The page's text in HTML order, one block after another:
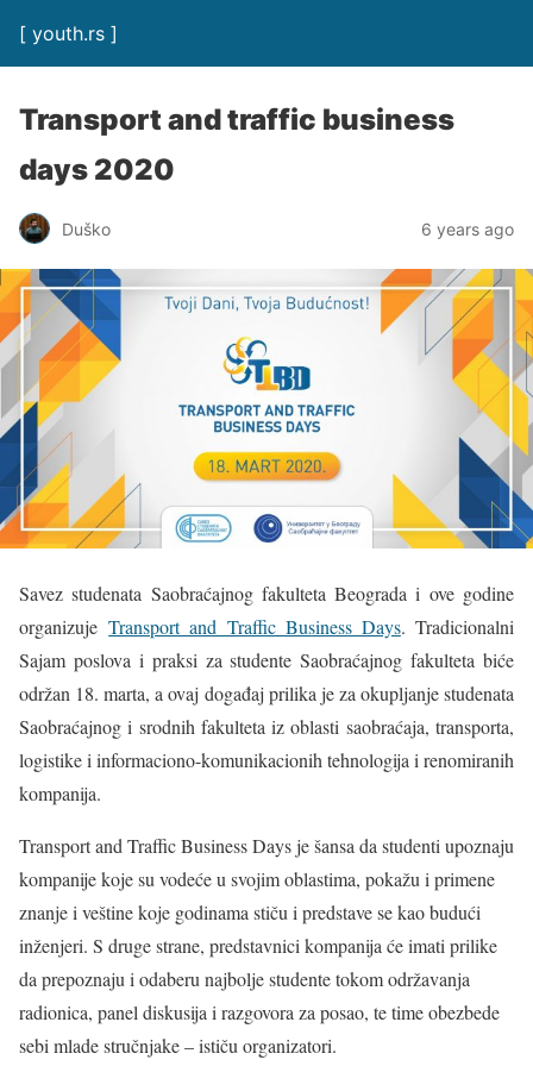
[ youth.rs ]
Transport and traffic business
days 2020
Duško 6 years ago
Savez studenata Saobraćajnog fakulteta Beograda i ove godine
organizujeTransport and Traffic Business Days. Tradicionalni
Sajam poslova i praksi za studente Saobraćajnog fakulteta biće
održan 18. marta, a ovaj događaj prilika je za okupljanje studenata
Saobraćajnog i srodnih fakulteta iz oblasti saobraćaja, transporta,
logistike i informaciono-komunikacionih tehnologija i renomiranih
kompanija.
Transport and Traffic Business Days je šansa da studenti upoznaju
kompanije koje su vodeće u svojim oblastima, pokažu i primene
znanje i veštine koje godinama stiču i predstave se kao budući
inženjeri. S druge strane, predstavnici kompanija će imati prilike
da prepoznaju i odaberu najbolje studente tokom održavanja
radionica, panel diskusija i razgovora za posao, te time obezbede
sebi mlade stručnjake – ističu organizatori.